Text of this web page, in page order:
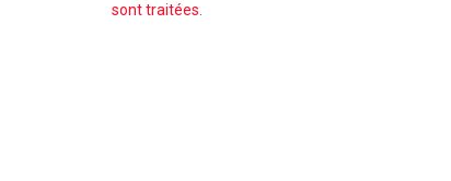
sont traitées